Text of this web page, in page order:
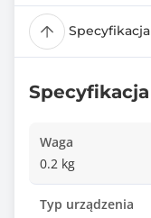
Specyfikacja
Specyfikacja
Waga
0.2 kg
Typ urządzenia